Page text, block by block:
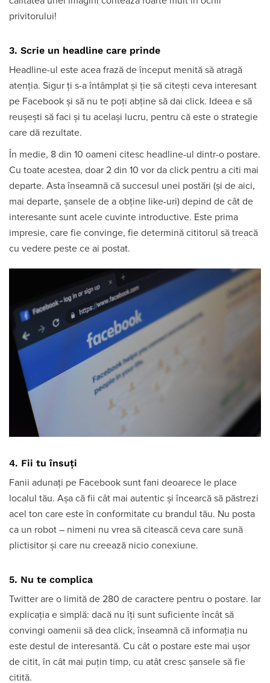
privitorului!
3. Scrie un headline care prinde
Headline-ul este acea frază de început menită să atragă
atenția. Sigur ți s-a întâmplat și ție să citești ceva interesant
pe Facebook și să nu te poți abține să dai click. Ideea e să
reușești să faci și tu același lucru, pentru că este o strategie
care dă rezultate.
În medie, 8 din 10 oameni citesc headline-ul dintr-o postare.
Cu toate acestea, doar 2 din 10 vor da click pentru a citi mai
departe. Asta înseamnă că succesul unei postări (și de aici,
mai departe, șansele de a obține like-uri) depind de cât de
interesante sunt acele cuvinte introductive. Este prima
impresie, care fie convinge, fie determină cititorul să treacă
cu vedere peste ce ai postat.
4. Fii tu însuți
Fanii adunați pe Facebook sunt fani deoarece le place
localul tău. Așa că fii cât mai autentic și încearcă să păstrezi
acel ton care este în conformitate cu brandul tău. Nu posta
ca un robot – nimeni nu vrea să citească ceva care sună
plictisitor și care nu creează nicio conexiune.
5. Nu te complica
Twitter are o limită de 280 de caractere pentru o postare. Iar
explicația e simplă: dacă nu îți sunt suficiente încât să
convingi oamenii să dea click, înseamnă că informația nu
este destul de interesantă. Cu cât o postare este mai ușor
de citit, în cât mai puțin timp, cu atât cresc șansele să fie
citită.